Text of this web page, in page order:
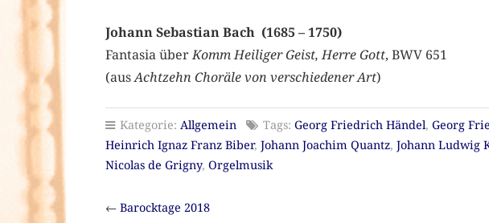
Johann Sebastian Bach (1685 – 1750)
Fantasia überKomm Heiliger Geist, Herre Gott, BWV 651
(ausAchtzehn Choräle von verschiedener Art)
Kategorie: Allgemein Tags: Georg Friedrich Händel, Georg
Heinrich Ignaz Franz Biber, Johann Joachim Quantz, Johann Ludwig
Nicolas de Grigny, Orgelmusik
← Barocktage 2018